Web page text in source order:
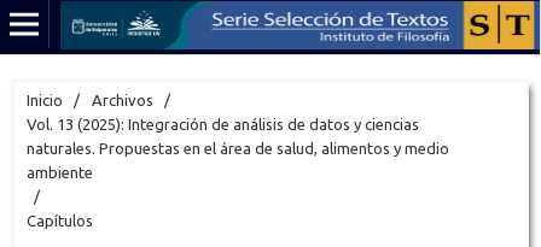
Inicio / Archivos
/
Vol. 13 (2025): Integración de análisis de datos y ciencias
naturales. Propuestas en el área de salud, alimentos y medio
ambiente
/
Capítulos